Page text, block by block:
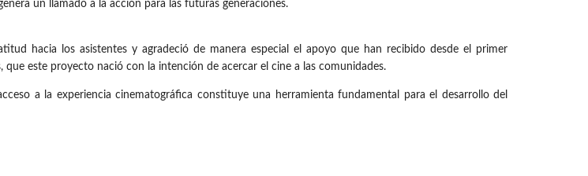
un llamado a la acción para las futuras generaciones.
hacia los asistentes y agradeció de manera especial el apoyo que han recibido desde el primer
este proyecto nació con la intención de acercar el cine a las comunidades.
a la experiencia cinematográfica constituye una herramienta fundamental para el desarrollo del